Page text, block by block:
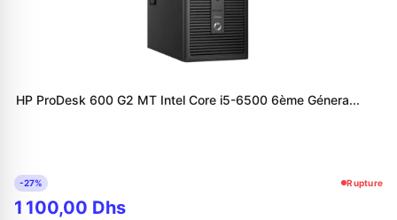
HP ProDesk 600 G2 MT Intel Core i5-6500 6ème Génera...
-27% Rupture
1 100,00 Dhs